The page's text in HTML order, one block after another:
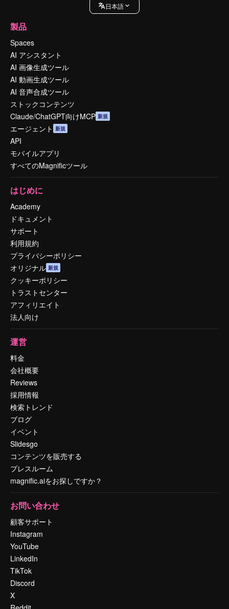
日本語
製品
Spaces
AI アシスタント
AI 画像生成ツール
AI 動画生成ツール
AI 音声合成ツール
ストックコンテンツ
Claude/ChatGPT向けMCP 新規
エージェント 新規
API
モバイルアプリ
すべてのMagnificツール
はじめに
Academy
ドキュメント
サポート
利用規約
プライバシーポリシー
オリジナル 新規
クッキーポリシー
トラストセンター
アフィリエイト
法人向け
運営
料金
会社概要
Reviews
採用情報
検索トレンド
ブログ
イベント
Slidesgo
コンテンツを販売する
プレスルーム
magnific.aiをお探しですか？
お問い合わせ
顧客サポート
Instagram
YouTube
LinkedIn
TikTok
Discord
X